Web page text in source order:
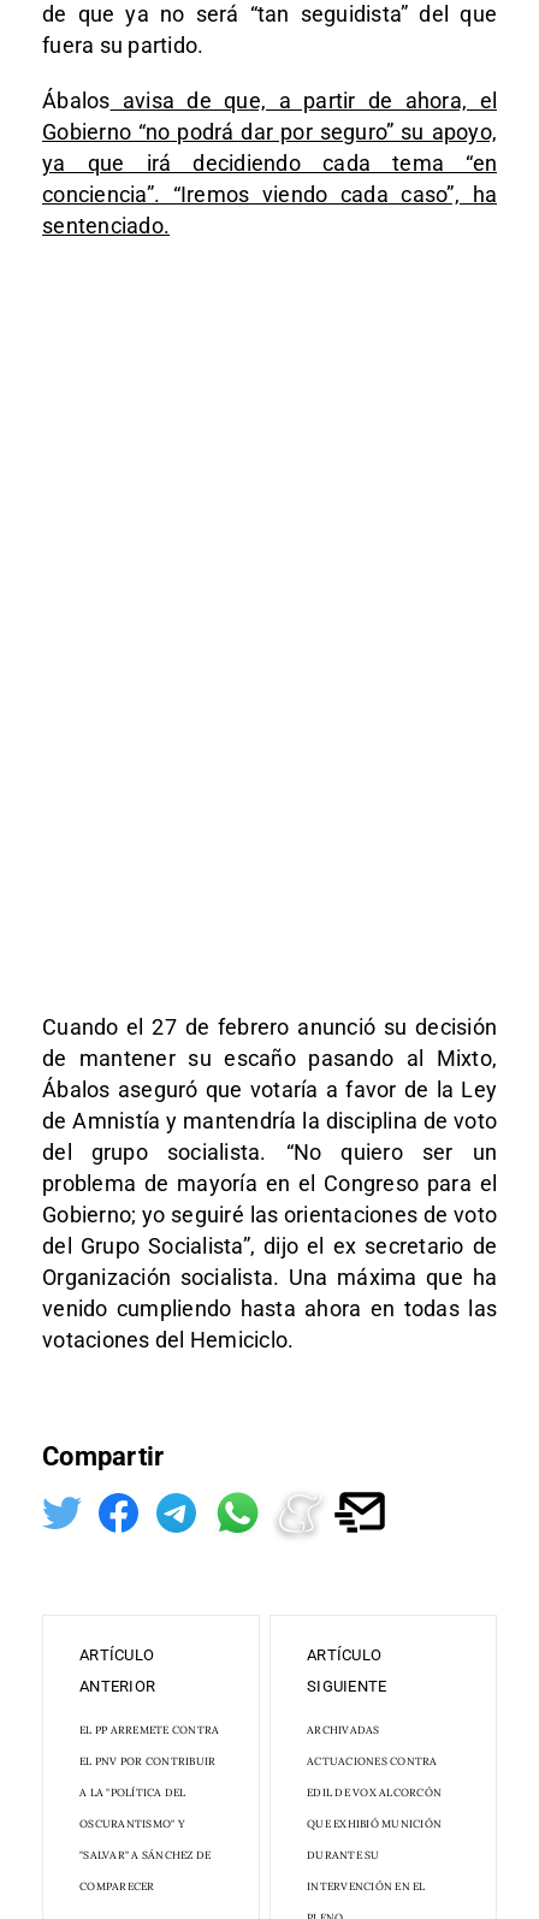
de que ya no será “tan seguidista” del que
fuera su partido.
Ábalos avisa de que, a partir de ahora, el
Gobierno “no podrá dar por seguro” su apoyo,
ya que irá decidiendo cada tema “en
conciencia”. “Iremos viendo cada caso”, ha
sentenciado.
Cuando el 27 de febrero anunció su decisión
de mantener su escaño pasando al Mixto,
Ábalos aseguró que votaría a favor de la Ley
de Amnistía y mantendría la disciplina de voto
del grupo socialista. “No quiero ser un
problema de mayoría en el Congreso para el
Gobierno; yo seguiré las orientaciones de voto
del Grupo Socialista”, dijo el ex secretario de
Organización socialista. Una máxima que ha
venido cumpliendo hasta ahora en todas las
votaciones del Hemiciclo.
Compartir
ARTÍCULO
ANTERIOR
EL PP ARREMETE CONTRA
EL PNV POR CONTRIBUIR
A LA "POLÍTICA DEL
OSCURANTISMO" Y
"SALVAR" A SÁNCHEZ DE
COMPARECER
ARTÍCULO
SIGUIENTE
ARCHIVADAS
ACTUACIONES CONTRA
EDIL DE VOX ALCORCÓN
QUE EXHIBIÓ MUNICIÓN
DURANTE SU
INTERVENCIÓN EN EL